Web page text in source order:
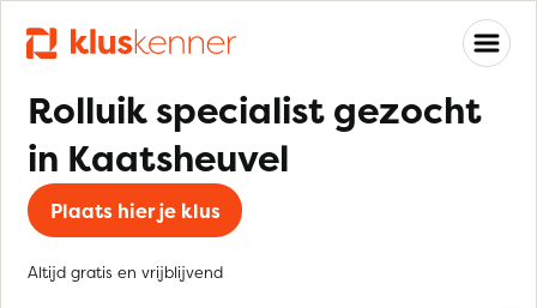
Rolluik specialist gezocht
in Kaatsheuvel
Plaats hier je klus
Altijd gratis en vrijblijvend